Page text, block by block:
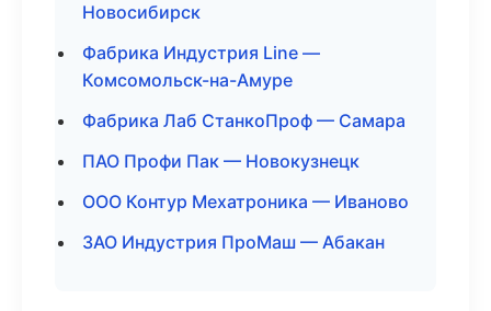
Новосибирск
Фабрика Индустрия Line —
Комсомольск-на-Амуре
Фабрика Лаб СтанкоПроф — Самара
ПАО Профи Пак — Новокузнецк
ООО Контур Мехатроника — Иваново
ЗАО Индустрия ПроМаш — Абакан